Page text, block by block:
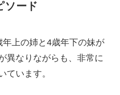
ソード
上の姉と4歳年下の妹が
異なりながらも、非常に
ています。